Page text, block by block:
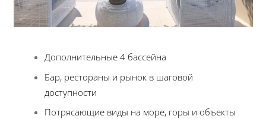
Дополнительные 4 бассейна
Бар, рестораны и рынок в шаговой
доступности
Потрясающие виды на море, горы и объекты